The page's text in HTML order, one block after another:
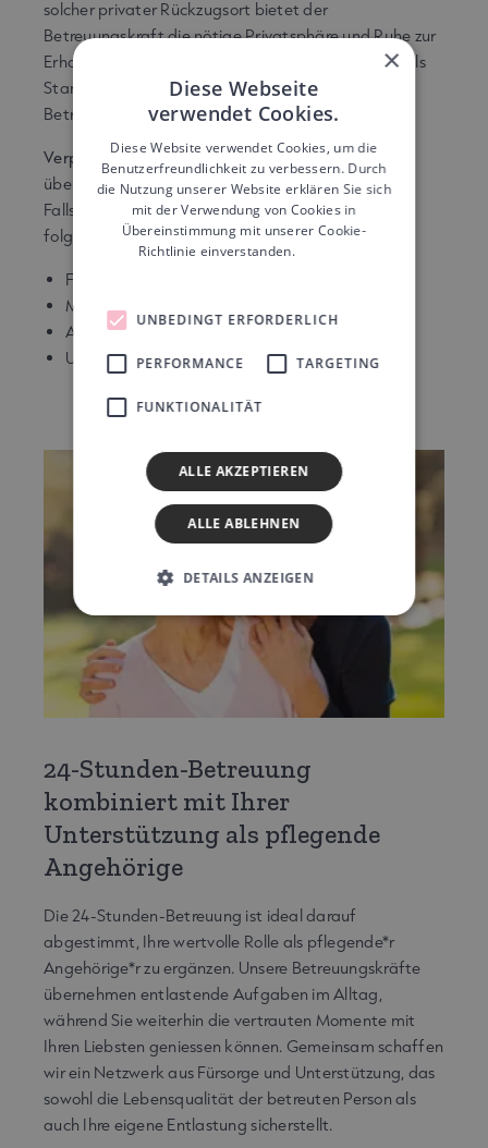
solcher privater Rückzugsort bietet der
Betreuungskraft die nötige Privatsphäre und Ruhe zur
Erholung – eine Voraussetzung, die in der Schweiz als
Standard gilt und das Wohlbefinden der
Betreuungsperson unterstützt.
Verpflegung und Kostenansätze:Die Familie
übernimmt die Verpflegung der Betreuungsperson.
Falls keine Verpflegung gestellt wird, gelten die
folgenden Ansätze für die Verrechnung:
Frühstück: CHF 3.50
Mittagessen: CHF 10.–
Abendessen: CHF 8.–
Unterkunft: CHF 11.50 pro Tag
24-Stunden-Betreuung
kombiniert mit Ihrer
Unterstützung als pflegende
Angehörige
Die 24-Stunden-Betreuung ist ideal darauf
abgestimmt, Ihre wertvolle Rolle als pflegende*r
Angehörige*r zu ergänzen. Unsere Betreuungskräfte
übernehmen entlastende Aufgaben im Alltag,
während Sie weiterhin die vertrauten Momente mit
Ihren Liebsten geniessen können. Gemeinsam schaffen
wir ein Netzwerk aus Fürsorge und Unterstützung, das
sowohl die Lebensqualität der betreuten Person als
auch Ihre eigene Entlastung sicherstellt.
×
Diese Webseite
verwendet Cookies.
Diese Website verwendet Cookies, um die
Benutzerfreundlichkeit zu verbessern. Durch
die Nutzung unserer Website erklären Sie sich
mit der Verwendung von Cookies in
Übereinstimmung mit unserer Cookie-
Richtlinie einverstanden.
UNBEDINGT ERFORDERLICH
PERFORMANCE TARGETING
FUNKTIONALITÄT
ALLE AKZEPTIEREN
ALLE ABLEHNEN
DETAILS ANZEIGEN